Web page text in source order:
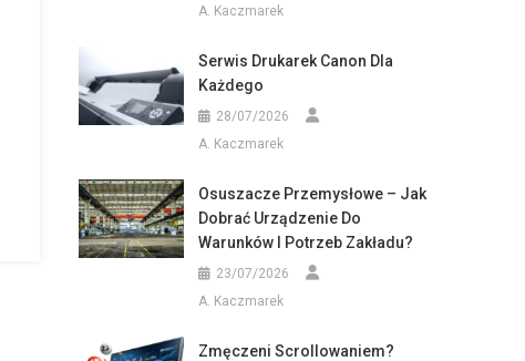
A. Kaczmarek
Serwis Drukarek Canon Dla
Każdego
28/07/2026
A. Kaczmarek
Osuszacze Przemysłowe – Jak
Dobrać Urządzenie Do
Warunków I Potrzeb Zakładu?
23/07/2026
A. Kaczmarek
Zmęczeni Scrollowaniem?